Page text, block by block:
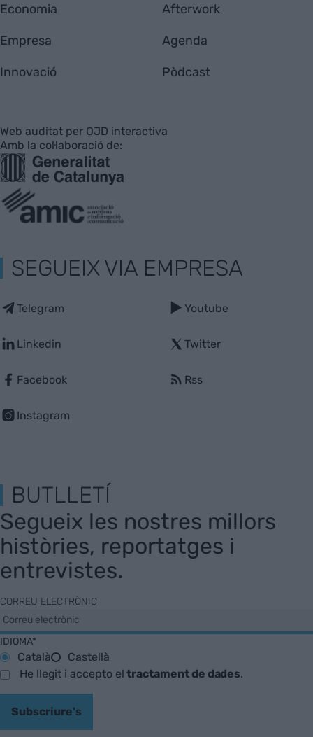
Economia
Empresa
Innovació
Afterwork
Agenda
Pòdcast
Web auditat per OJD interactiva
Amb la col·laboració de:
SEGUEIX VIA EMPRESA
Telegram
Linkedin
Facebook
Instagram
Youtube
Twitter
Rss
BUTLLETÍ
Segueix les nostres millors
històries, reportatges i
entrevistes.
CORREU ELECTRÒNIC
IDIOMA*
Català
Castellà
He llegit i accepto eltractament de dades.
Subscriure's